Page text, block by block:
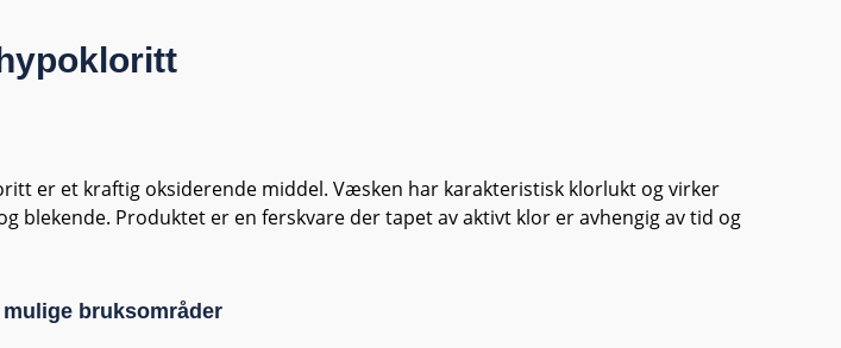
er et kraftig oksiderende middel. Væsken har karakteristisk klorlukt og virker
blekende. Produktet er en ferskvare der tapet av aktivt klor er avhengig av tid og
bruksområder